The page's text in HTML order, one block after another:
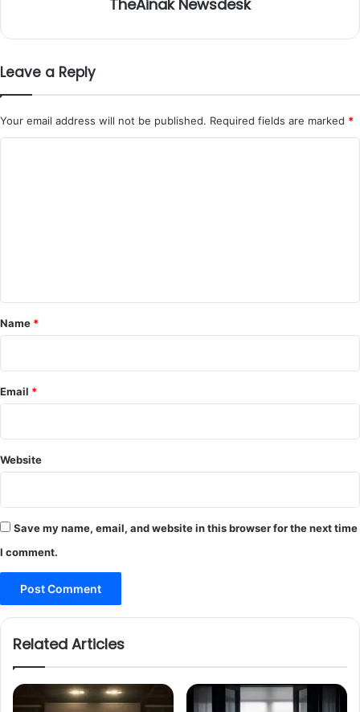
TheAinak Newsdesk
Leave a Reply
Your email address will not be published. Required fields are marked *
*
Name *
Email *
Website
Save my name, email, and website in this browser for the next time
I comment.
Related Articles